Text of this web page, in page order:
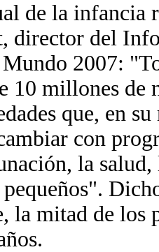
de la infancia
director del
2007:
10 millones de
que, en
con
la
pequeños".
la mitad de los